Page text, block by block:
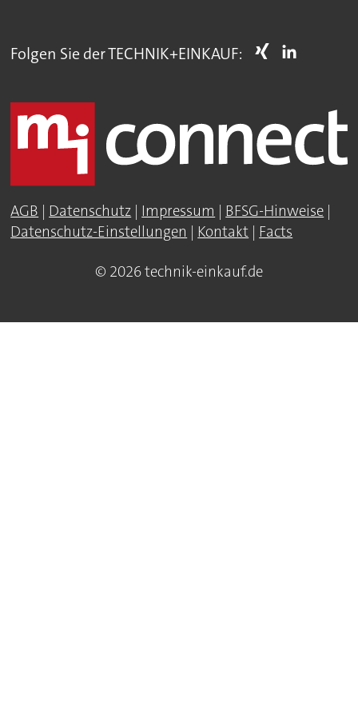
Folgen Sie der TECHNIK+EINKAUF:
AGB | Datenschutz | Impressum | BFSG-Hinweise |
Datenschutz-Einstellungen | Kontakt | Facts
© 2026 technik-einkauf.de